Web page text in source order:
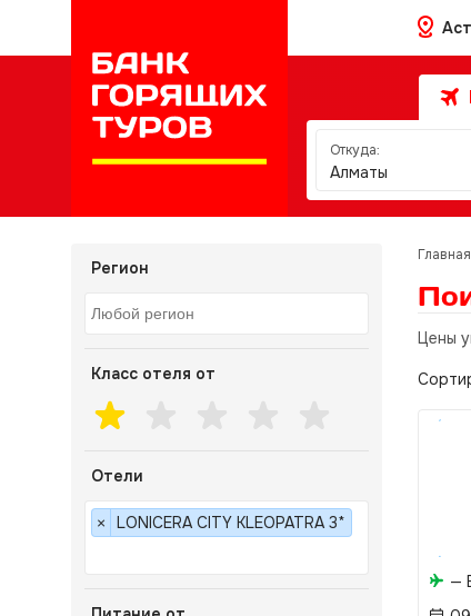
Откуда:
Алматы
Регион
Класс отеля от
Отели
× LONICERA CITY KLEOPATRA 3*
Главная
Цены
—